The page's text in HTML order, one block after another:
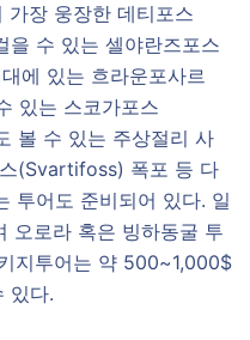
장 웅장한 데티포스
수 있는 셀야란즈포스
에 있는 흐라운포사르
있는 스코가포스
볼 수 있는 주상절리 사
(Svartifoss) 폭포 등 다
투어도 준비되어 있다. 일
오로라 혹은 빙하동굴 투
지투어는 약 500~1,000$
있다.